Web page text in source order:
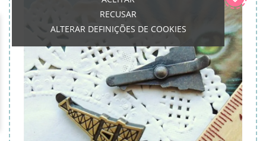
RECUSAR
ALTERAR DEFINIÇÕES DE COOKIES